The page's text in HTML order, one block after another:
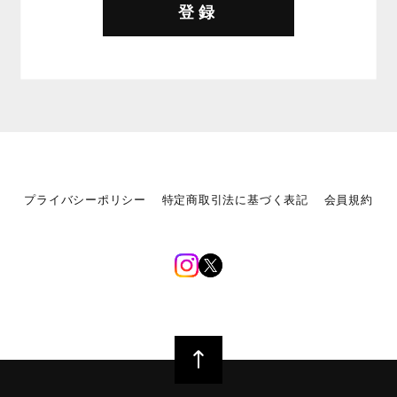
登録
プライバシーポリシー 特定商取引法に基づく表記 会員規約